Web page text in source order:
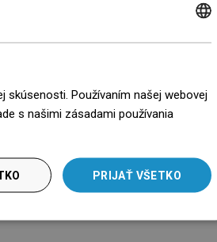
LITHUANIAN
ROMANIAN
skúsenosti. Používaním našej webovej
s našimi zásadami používania
PRIJAŤ VŠETKO